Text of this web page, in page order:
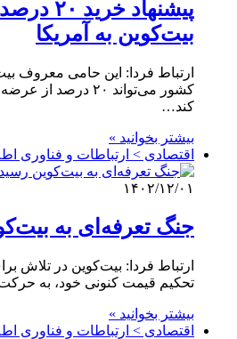
پیشنهاد
بیت‌کوین به آمریکا
ارتباط فردا: این حامی معروف
کشور می‌تواند ۲۰
کند…
بیشتر بخوانید »
اقتصادی > ارتباطات و فناوری
۱۴۰۲/۱۲/۰۱
جنگ تعرفه‌ای به
ارتباط فردا: بیت‌کوین در تلاش
تحکیم قیمت کنونی خود، به
بیشتر بخوانید »
اقتصادی > ارتباطات و فناوری